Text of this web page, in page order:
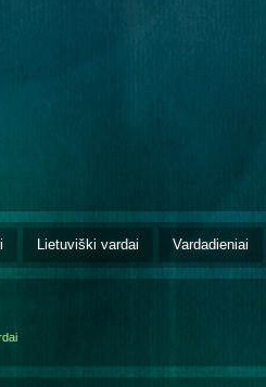
Lietuviški vardai Vardadieniai